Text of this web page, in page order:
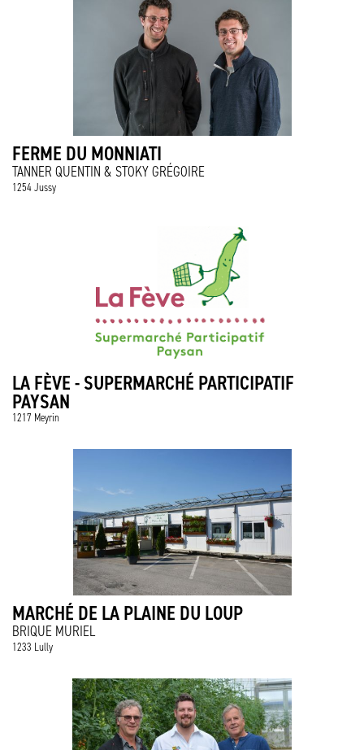
FERME DU MONNIATI
TANNER QUENTIN & STOKY GRÉGOIRE
1254 Jussy
LA FÈVE - SUPERMARCHÉ PARTICIPATIF
PAYSAN
1217 Meyrin
MARCHÉ DE LA PLAINE DU LOUP
BRIQUE MURIEL
1233 Lully